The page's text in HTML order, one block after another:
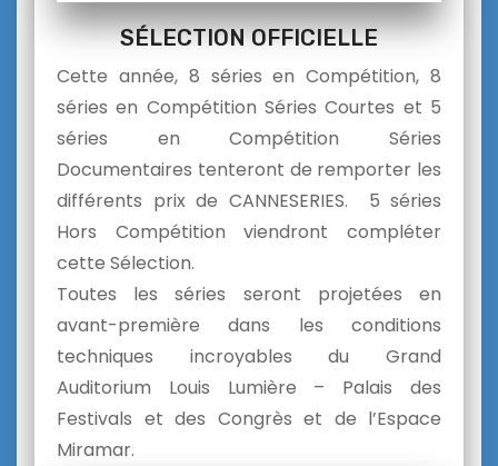
SÉLECTION OFFICIELLE
Cette année, 8 séries en Compétition, 8
séries en Compétition Séries Courtes et 5
séries en Compétition Séries
Documentaires tenteront de remporter les
différents prix de CANNESERIES. 5 séries
Hors Compétition viendront compléter
cette Sélection.
Toutes les séries seront projetées en
avant-première dans les conditions
techniques incroyables du Grand
Auditorium Louis Lumière – Palais des
Festivals et des Congrès et de l’Espace
Miramar.